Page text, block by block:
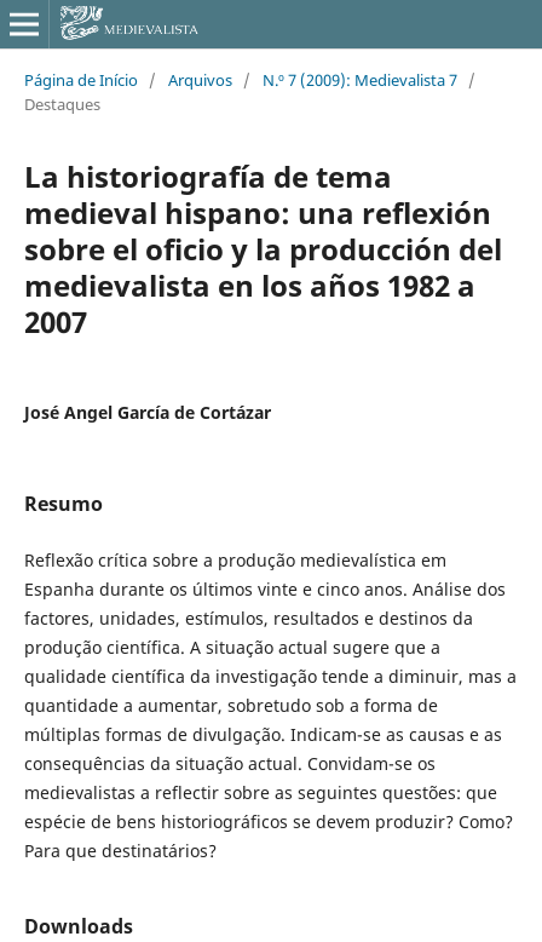
Página de Início / Arquivos / N.º 7 (2009): Medievalista 7 /
Destaques
La historiografía de tema
medieval hispano: una reflexión
sobre el oficio y la producción del
medievalista en los años 1982 a
2007
José Angel García de Cortázar
Resumo
Reflexão crítica sobre a produção medievalística em
Espanha durante os últimos vinte e cinco anos. Análise dos
factores, unidades, estímulos, resultados e destinos da
produção científica. A situação actual sugere que a
qualidade científica da investigação tende a diminuir, mas a
quantidade a aumentar, sobretudo sob a forma de
múltiplas formas de divulgação. Indicam-se as causas e as
consequências da situação actual. Convidam-se os
medievalistas a reflectir sobre as seguintes questões: que
espécie de bens historiográficos se devem produzir? Como?
Para que destinatários?
Downloads